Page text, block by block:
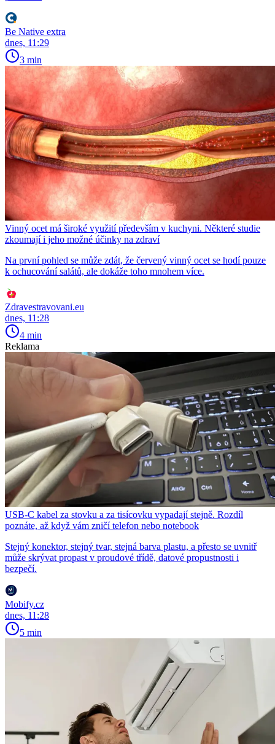
Be Native extra
dnes, 11:29
3 min
Vinný ocet má široké využití především v kuchyni. Některé studie
zkoumají i jeho možné účinky na zdraví
Na první pohled se může zdát, že červený vinný ocet se hodí pouze
k ochucování salátů, ale dokáže toho mnohem více.
Zdravestravovani.eu
dnes, 11:28
4 min
Reklama
USB-C kabel za stovku a za tisícovku vypadají stejně. Rozdíl
poznáte, až když vám zničí telefon nebo notebook
Stejný konektor, stejný tvar, stejná barva plastu, a přesto se uvnitř
může skrývat propast v proudové třídě, datové propustnosti i
bezpečí.
Mobify.cz
dnes, 11:28
5 min